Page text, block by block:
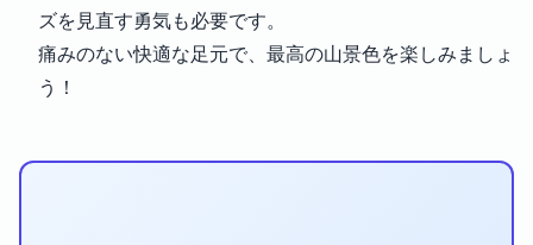
ズを見直す勇気も必要です。
痛みのない快適な足元で、最高の山景色を楽しみましょ
う！